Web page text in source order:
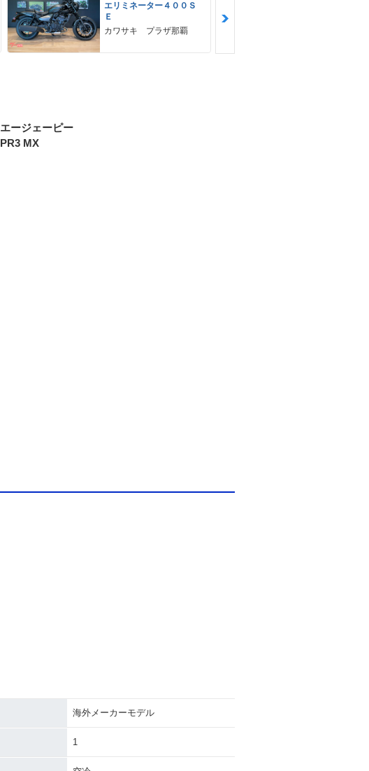
エリミネーター４００Ｓ
Ｅ
カワサキ プラザ那覇
エージェーピー
PR3 MX
海外メーカーモデル
1